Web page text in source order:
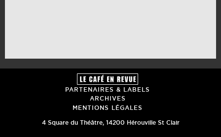
PARTENAIRES & LABELS
ARCHIVES
MENTIONS LÉGALES
4 Square du Théâtre, 14200 Hérouville St Clair